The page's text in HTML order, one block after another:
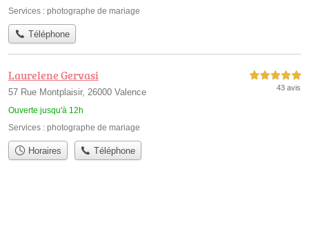
Services : photographe de mariage
Téléphone
Laurelene Gervasi
57 Rue Montplaisir, 26000 Valence
Ouverte jusqu'à 12h
5,0 étoiles sur 5
43 avis
Services : photographe de mariage
Horaires Téléphone